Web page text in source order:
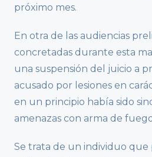
próximo mes.
En otra de las audiencias
concretadas durante esta
una suspensión del juicio a
acusado por lesiones en
en un principio había sido
amenazas con arma de
Se trata de un individuo que